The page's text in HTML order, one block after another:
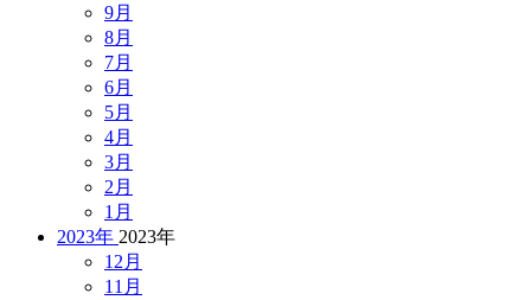
9月
8月
7月
6月
5月
4月
3月
2月
1月
2023年 2023年
12月
11月